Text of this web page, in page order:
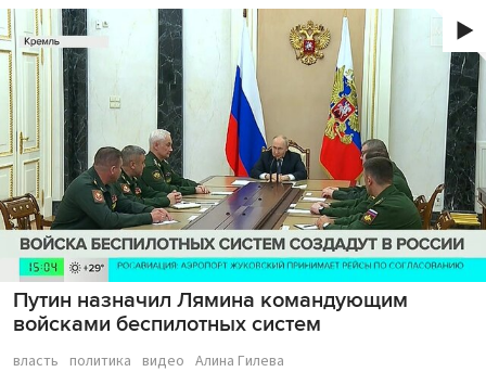
Путин назначил Лямина командующим
войсками беспилотных систем
власть политика видео Алина Гилева